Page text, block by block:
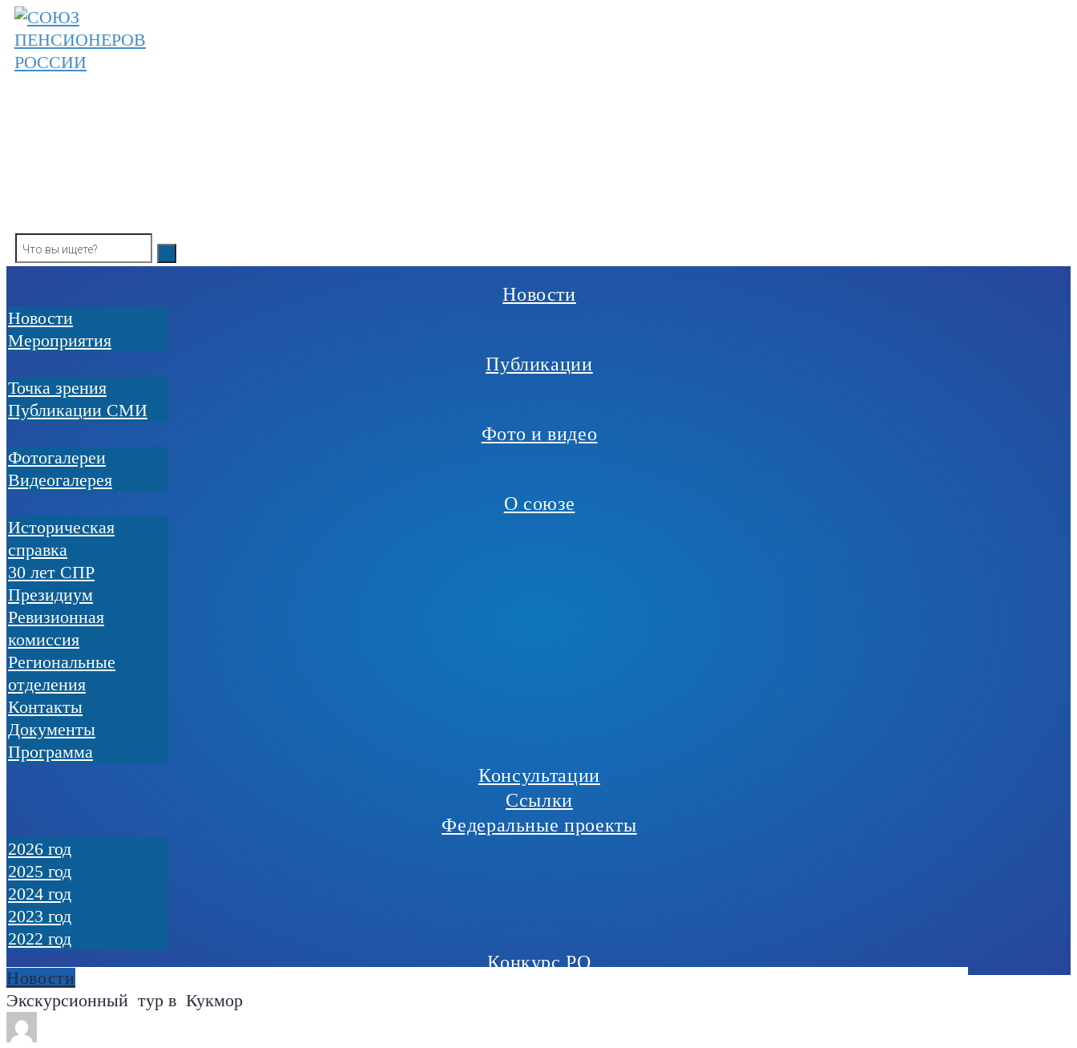
Skip
to
content
Новости
Новости
Мероприятия
Публикации
Точка зрения
Публикации СМИ
Фото и видео
Фотогалереи
Видеогалерея
О союзе
Историческая
справка
30 лет СПР
Президиум
Ревизионная
комиссия
Региональные
отделения
Контакты
Документы
Программа
Консультации
Ссылки
Федеральные проекты
2026 год
2025 год
2024 год
2023 год
2022 год
Конкурс РО
Новости
Экскурсионный тур в Кукмор